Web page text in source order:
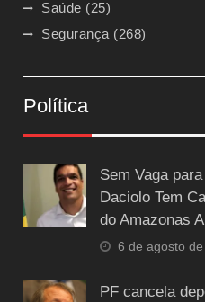
Saúde (25)
Segurança(268)
Política
Sem Vaga
Daciolo Tem
do Amazonas
6 de agosto
PF cancela